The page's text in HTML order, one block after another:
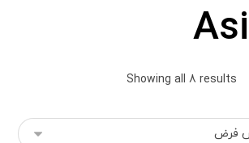
Showing all 8 results